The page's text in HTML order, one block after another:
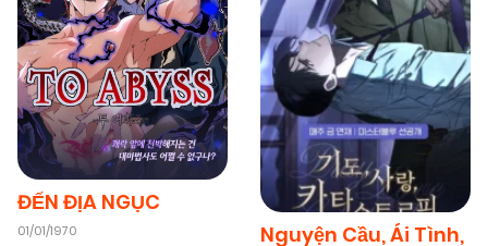
ĐẾN ĐỊA NGỤC
01/01/1970
Nguyện Cầu, Ái Tình,